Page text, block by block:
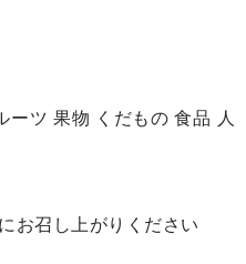
ーツ 果物 くだもの 食品 人
お召し上がりください